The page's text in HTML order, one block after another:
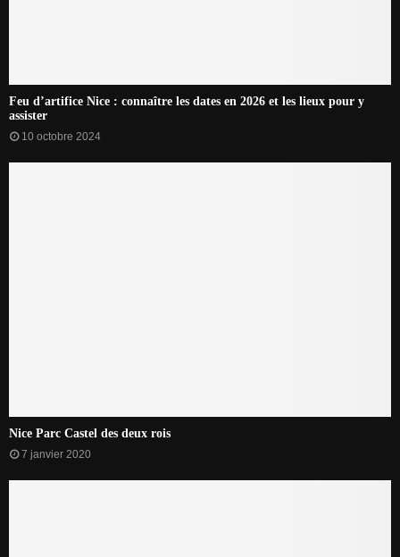
Feu d’artifice Nice : connaître les dates en 2026 et les lieux pour y
assister
10 octobre 2024
Nice Parc Castel des deux rois
7 janvier 2020